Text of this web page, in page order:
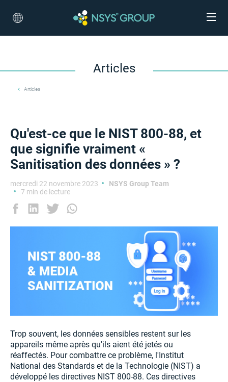
Articles
Articles
Qu'est-ce que le NIST 800-88, et
que signifie vraiment «
Sanitisation des données » ?
mercredi 22 novembre 2023
NSYS Group Team
7 min de lecture
Trop souvent, les données sensibles restent sur les
appareils même après qu'ils aient été jetés ou
réaffectés. Pour combattre ce problème, l'Institut
National des Standards et de la Technologie (NIST) a
développé les directives NIST 800-88. Ces directives